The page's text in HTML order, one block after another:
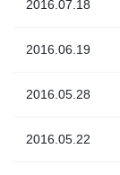
2016.07.18
2016.06.19
2016.05.28
2016.05.22